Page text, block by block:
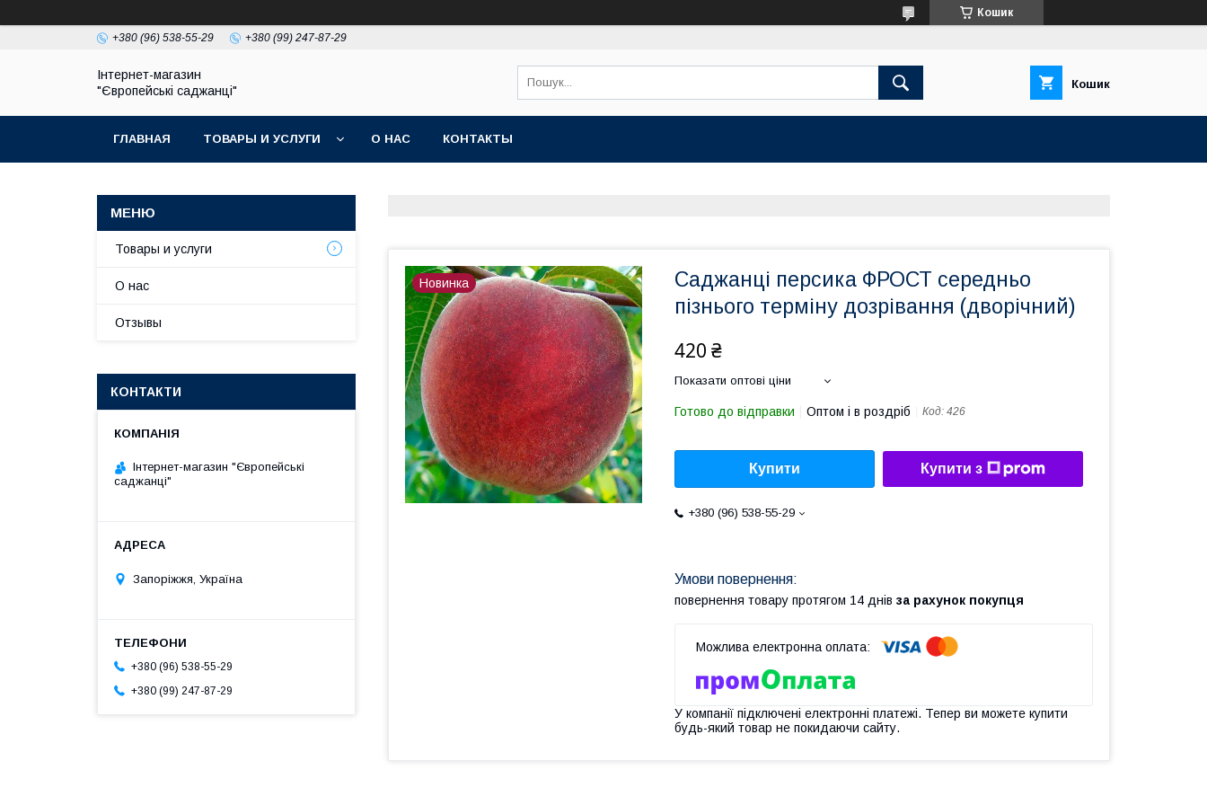
Кошик
+380 (96) 538-55-29 +380 (99) 247-87-29
Інтернет-магазин
"Європейські саджанці"
Кошик
ГЛАВНАЯ ТОВАРЫ И УСЛУГИ О НАС КОНТАКТЫ
Новинка
Саджанці персика ФРОСТ середньо
пізнього терміну дозрівання (дворічний)
420 ₴
Показати оптові ціни
Готово до відправки Оптом і в роздріб Код: 426
Купити Купити з
+380 (96) 538-55-29
повернення товару протягом 14 днів за рахунок покупця
У компанії підключені електронні платежі. Тепер ви можете купити
будь-який товар не покидаючи сайту.
Товары и услуги
О нас
Отзывы
КОНТАКТИ
Інтернет-магазин "Європейські
саджанці"
Запоріжжя, Україна
+380 (96) 538-55-29
+380 (99) 247-87-29